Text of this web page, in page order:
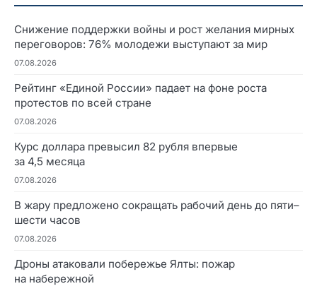
Снижение поддержки войны и рост желания мирных
переговоров: 76% молодежи выступают за мир
07.08.2026
Рейтинг «Единой России» падает на фоне роста
протестов по всей стране
07.08.2026
Курс доллара превысил 82 рубля впервые
за 4,5 месяца
07.08.2026
В жару предложено сокращать рабочий день до пяти–
шести часов
07.08.2026
Дроны атаковали побережье Ялты: пожар
на набережной